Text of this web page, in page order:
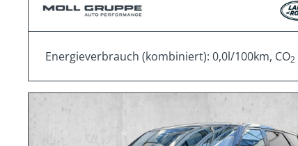
Energieverbrauch (kombiniert): 0,0l/100km, CO2